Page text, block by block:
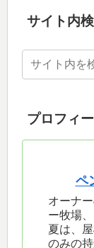
サイト内
プロフィ
ペ
オーナ
ー牧場
夏は、
のみの持